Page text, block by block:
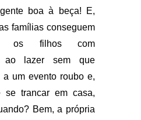
boa à beça! E,
famílias conseguem
os filhos com
ao lazer sem que
a um evento roubo e,
se trancar em casa,
Bem, a própria